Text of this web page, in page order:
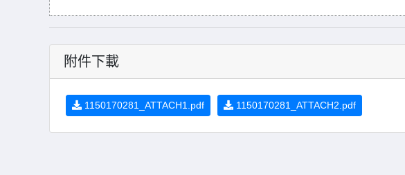
附件下載
1150170281_ATTACH1.pdf 1150170281_ATTACH2.pdf